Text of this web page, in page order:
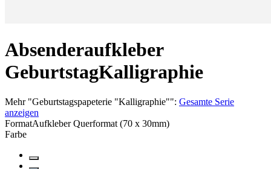
Absenderaufkleber
GeburtstagKalligraphie
Mehr"Geburtstagspapeterie "Kalligraphie"": Gesamte Serie
anzeigen
FormatAufkleber Querformat (70 x 30mm)
Farbe